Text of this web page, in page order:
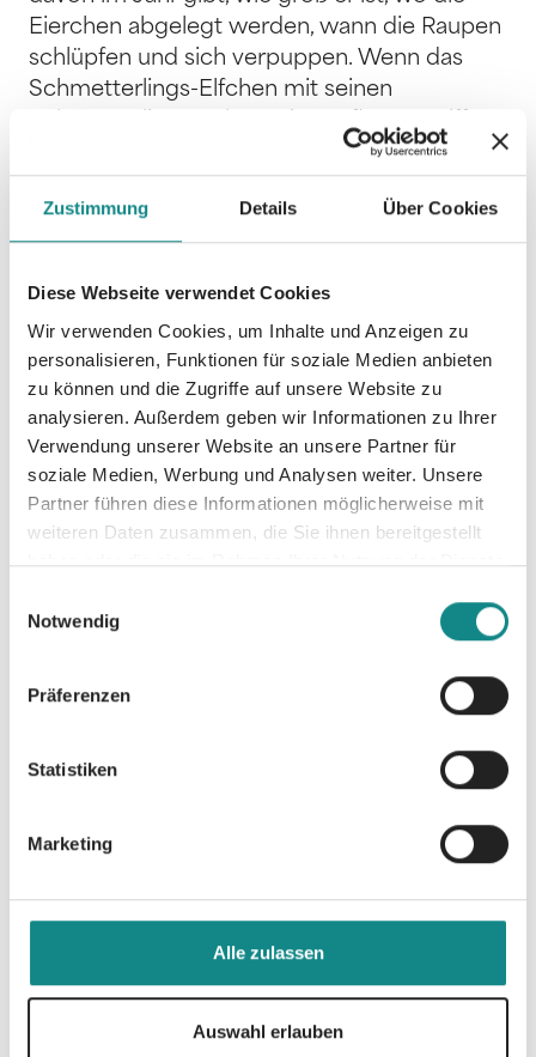
Zustimmung Details Über Cookies
Diese Webseite verwendet Cookies
Wir verwenden Cookies, um Inhalte und Anzeigen zu
personalisieren, Funktionen für soziale Medien anbieten
zu können und die Zugriffe auf unsere Website zu
analysieren. Außerdem geben wir Informationen zu Ihrer
Verwendung unserer Website an unsere Partner für
soziale Medien, Werbung und Analysen weiter. Unsere
Partner führen diese Informationen möglicherweise mit
weiteren Daten zusammen, die Sie ihnen bereitgestellt
haben oder die sie im Rahmen Ihrer Nutzung der Dienste
Notwendig
Präferenzen
Statistiken
Marketing
Alle zulassen
Auswahl erlauben
Eierchen abgelegt werden, wann die Raupen
schlüpfen und sich verpuppen. Wenn das
Schmetterlings-Elfchen mit seinen
Schmetterlingen über Wiesen flattert, trifft es
so manch Blumen- oder Marienkäfer-Elfchen,
dem es von den Schmetterlingen erzählt.
Auch mit dem Ameisenprinzen versteht es
sich gut. Doch besonders freut es sich auf
Sonnenschein oder Mondlicht, erlebe bunte
Farbenpracht und lerne die Natur von ihrer
schönsten Seite kennen. Das Buch im
Großformat, ist mit 50 ganzseitigen Bildern
der bekannten Künstlerin Christl Vogl auf
starkem Fotopapier gedruckt.